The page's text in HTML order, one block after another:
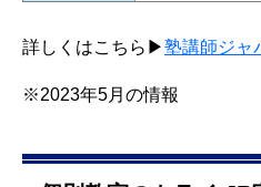
詳しくはこちら▶塾講師ジャ
※2023年5月の情報